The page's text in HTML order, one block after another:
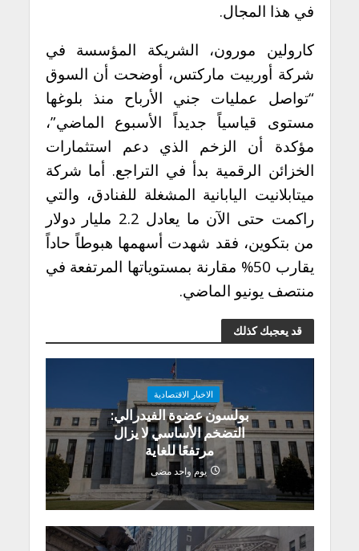
في هذا المجال.
كارولين مورون، الشريكة المؤسسة في
شركة أوربيت ماركتس، أوضحت أن السوق
“تواصل عمليات جني الأرباح منذ بلوغها
مستوى قياسياً جديداً الأسبوع الماضي”،
مؤكدة أن الزخم الذي دعم استثمارات
الخزائن الرقمية بدأ في التراجع. أما شركة
ميتابلانيت اليابانية المشغلة للفنادق، والتي
راكمت حتى الآن ما يعادل 2.2 مليار دولار
من بتكوين، فقد شهدت أسهمها هبوطاً حاداً
يقارب 50% مقارنة بمستوياتها المرتفعة في
منتصف يونيو الماضي.
قد يعجبك كذلك
الاخبار الاقتصادية
بولسون عضوة الفيدرالي:
التضخم الأساسي لا يزال
مرتفعًا للغاية
يوم واحد مضى